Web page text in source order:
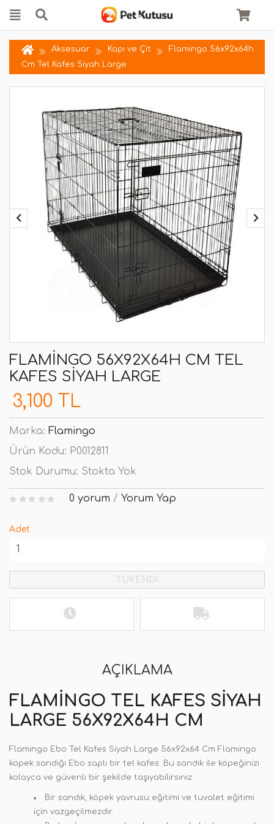
Aksesuar Kapı ve Çit
Flamingo 56x92x64h
Cm Tel Kafes Siyah Large
FLAMINGO 56X92X64H CM TEL
KAFES SIYAH LARGE
3,100 TL
Marka: Flamingo
Ürün Kodu: P0012811
Stok Durumu: Stokta Yok
0 yorum / Yorum Yap
Adet
TÜKENDİ
AÇIKLAMA
FLAMINGO TEL KAFES SIYAH
LARGE 56X92X64H CM
Flamingo Ebo Tel Kafes Siyah Large 56x92x64 Cm Flamingo
köpek sandığı Ebo saplı bir tel kafes. Bu sandık ile köpeğinizi
kolayca ve güvenli bir şekilde taşıyabilirsiniz.
Bir sandık, köpek yavrusu eğitimi ve tuvalet eğitimi
için vazgeçilmezdir.